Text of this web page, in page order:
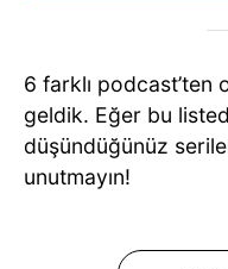
6 farklı podcast’ten
geldik. Eğer bu
düşündüğünüz
unutmayın!